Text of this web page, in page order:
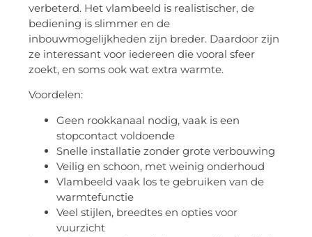
verbeterd. Het vlambeeld is realistischer, de
bediening is slimmer en de
inbouwmogelijkheden zijn breder. Daardoor zijn
ze interessant voor iedereen die vooral sfeer
zoekt, en soms ook wat extra warmte.
Voordelen:
Geen rookkanaal nodig, vaak is een
stopcontact voldoende
Snelle installatie zonder grote verbouwing
Veilig en schoon, met weinig onderhoud
Vlambeeld vaak los te gebruiken van de
warmtefunctie
Veel stijlen, breedtes en opties voor
vuurzicht